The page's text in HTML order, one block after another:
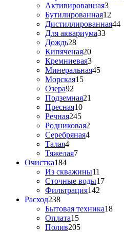
Активированная3
Бутилированная12
Дистиллированная44
Для аквариума33
Дождь28
Кипяченая20
Кремниевая3
Минеральная45
Морская15
Озера92
Подземная21
Пресная10
Речная245
Родниковая2
Серебряная4
Талая4
Тяжелая7
Очистка184
Из скважины11
Сточные воды17
Фильтрация142
Расход238
Бытовая техника18
Оплата15
Полив205